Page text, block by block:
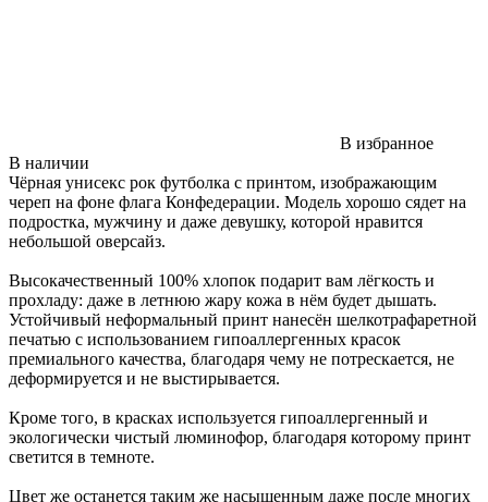
В избранное
В наличии
Чёрная унисекс рок футболка с принтом, изображающим
череп на фоне флага Конфедерации. Модель хорошо сядет на
подростка, мужчину и даже девушку, которой нравится
небольшой оверсайз.
Высокачественный 100% хлопок подарит вам лёгкость и
прохладу: даже в летнюю жару кожа в нём будет дышать.
Устойчивый неформальный принт нанесён шелкотрафаретной
печатью с использованием гипоаллергенных красок
премиального качества, благодаря чему не потрескается, не
деформируется и не выстирывается.
Кроме того, в красках используется гипоаллергенный и
экологически чистый люминофор, благодаря которому принт
светится в темноте.
Цвет же останется таким же насыщенным даже после многих